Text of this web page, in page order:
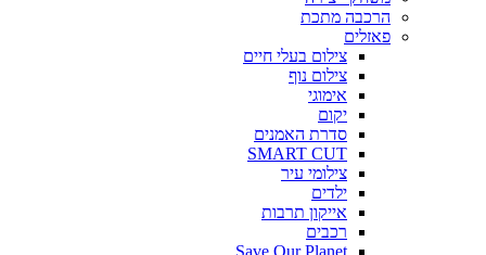
הרכבה מתכת
פאזלים
צילום בעלי חיים
צילום נוף
אימוגי
יקום
סדרת האמנים
SMART CUT
צילומי עיר
ילדים
אייקון תרבות
רכבים
Save Our Planet